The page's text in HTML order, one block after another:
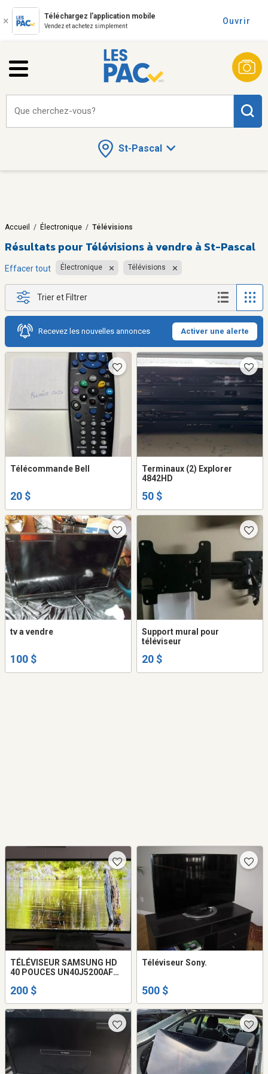
Téléchargez l'application mobile
Vendez et achetez simplement
Ouvrir
St-Pascal
Que cherchez-vous?
Accueil / Électronique / Télévisions
Résultats pour Télévisions à vendre à St-Pascal
Effacer tout Électronique Télévisions
Trier et Filtrer
Recevez les nouvelles annonces Activer une alerte
Télécommande Bell
20 $
Terminaux (2) Explorer
4842HD
50 $
tv a vendre
100 $
Support mural pour
téléviseur
20 $
TÉLÉVISEUR SAMSUNG HD
40 POUCES UN40J5200AF
200 $
Téléviseur Sony.
500 $